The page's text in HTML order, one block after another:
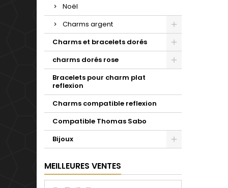
Noël
Charms argent
Charms et bracelets dorés
charms dorés rose
Bracelets pour charm plat
reflexion
Charms compatible reflexion
Compatible Thomas Sabo
Bijoux
MEILLEURES VENTES